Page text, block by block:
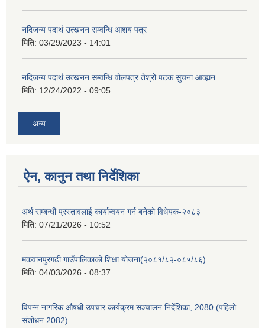
नदिजन्य पदार्थ उत्खनन सम्वन्धि आशय पत्र
मिति: 03/29/2023 - 14:01
नदिजन्य पदार्थ उत्खनन सम्वन्धि वोलपत्र तेश्रो पटक सुचना आव्ह्यन
मिति: 12/24/2022 - 09:05
अन्य
ऐन, कानुन तथा निर्देशिका
अर्थ सम्बन्धी प्रस्तावलाई कार्यान्वयन गर्न बनेको विधेयक-२०८३
मिति: 07/21/2026 - 10:52
मकवानपुरगढी गाउँपालिकाको शिक्षा योजना(२०८१/८२-०८५/८६)
मिति: 04/03/2026 - 08:37
विपन्न नागरिक औषधी उपचार कार्यक्रम सञ्चालन निर्देशिका, 2080 (पहिलो
संशोधन 2082)